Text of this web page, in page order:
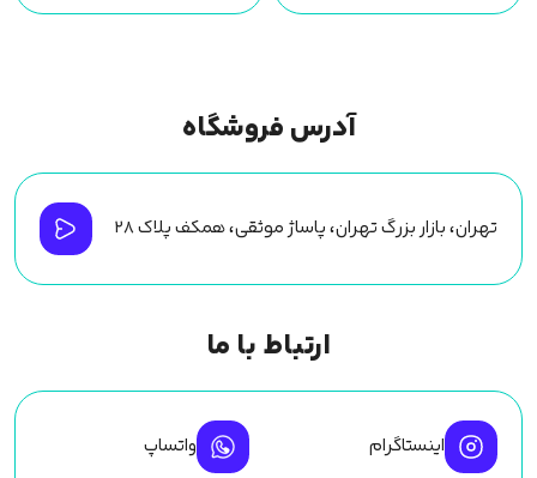
آدرس فروشگاه
تهران، بازار بزرگ تهران، پاساژ موثقی، همکف پلاک ۲۸
ارتباط با ما
اینستاگرام واتساپ